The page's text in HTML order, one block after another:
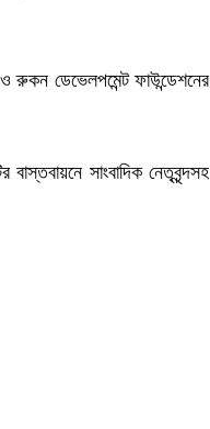
রুকন ডেভেলপমেন্ট ফাউন্ডেশনের
সাংবাদিক নেতৃবৃন্দসহ